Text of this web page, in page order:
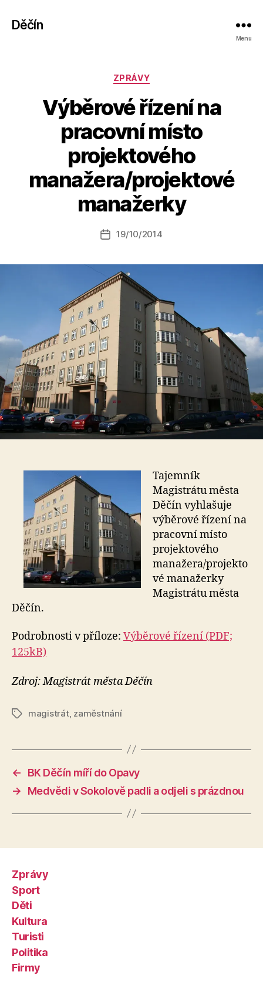
Děčín
Menu
Rubriky
ZPRÁVY
Výběrové řízení na
pracovní místo
projektového
manažera/projektové
manažerky
Autor
příspěvku
u
o
a
Datum
19/10/2014
Tajemník
Magistrátu města
Děčín vyhlašuje
výběrové řízení na
pracovní místo
projektového
manažera/projekto
vé manažerky
Magistrátu města
Děčín.
Podrobnosti v příloze: Výběrové řízení (PDF;
125kB)
Zdroj: Magistrát města Děčín
Štítkymagistrát, zaměstnání
←
BK Děčín míří do Opavy
→
Medvědi v Sokolově padli a odjeli s prázdnou
Zprávy
Sport
Děti
Kultura
Turisti
Politika
Firmy